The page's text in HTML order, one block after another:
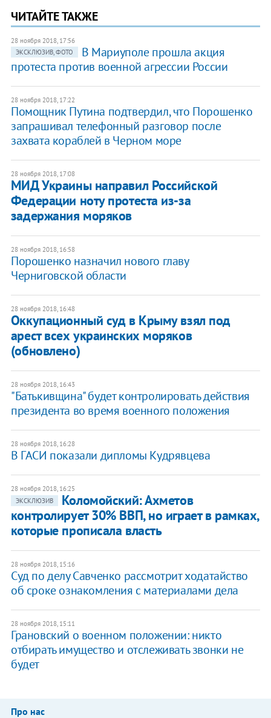
ЧИТАЙТЕ ТАКЖЕ
28 ноября 2018, 17:56
ЭКСКЛЮЗИВ, ФОТО
В Мариуполе прошла акция
протеста против военной агрессии России
28 ноября 2018, 17:22
Помощник Путина подтвердил, что Порошенко
запрашивал телефонный разговор после
захвата кораблей в Черном море
28 ноября 2018, 17:08
МИД Украины направил Российской
Федерации ноту протеста из-за
задержания моряков
28 ноября 2018, 16:58
​Порошенко назначил нового главу
Черниговской области
28 ноября 2018, 16:48
Оккупационный суд в Крыму взял под
арест всех украинских моряков
(обновлено)
28 ноября 2018, 16:43
"Батькивщина" будет контролировать действия
президента во время военного положения
28 ноября 2018, 16:28
В ГАСИ показали дипломы Кудрявцева
28 ноября 2018, 16:25
ЭКСКЛЮЗИВ
Коломойский: Ахметов
контролирует 30% ВВП, но играет в рамках,
которые прописала власть
28 ноября 2018, 15:16
Суд по делу Савченко рассмотрит ходатайство
об сроке ознакомления с материалами дела
28 ноября 2018, 15:11
Грановский о военном положении: никто
отбирать имущество и отслеживать звонки не
будет
Про нас